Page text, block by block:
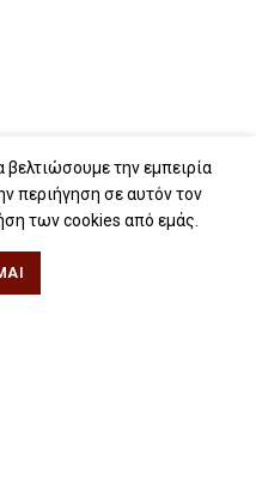
την εμπειρία
περιήγηση σε αυτόν τον
των cookies από εμάς.